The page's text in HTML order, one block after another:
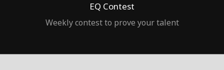
EQ Contest
Weekly contest to prove your talent